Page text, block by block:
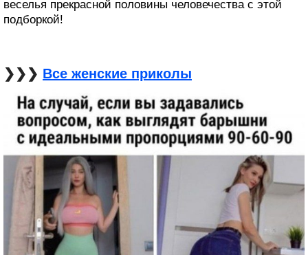
веселья прекрасной половины человечества с этой
подборкой!
❯❯❯ Все женские приколы